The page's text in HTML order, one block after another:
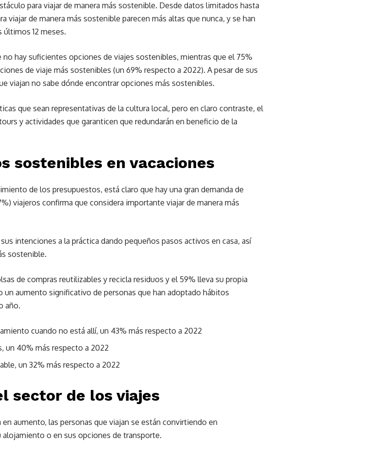
para viajar de manera más sostenible. Desde datos limitados hasta
viajar de manera más sostenible parecen más altas que nunca, y se han
12 meses.
hay suficientes opciones de viajes sostenibles, mientras que el 75%
de viaje más sostenibles (un 69% respecto a 2022). A pesar de sus
viajan no sabe dónde encontrar opciones más sostenibles.
que sean representativas de la cultura local, pero en claro contraste, el
y actividades que garanticen que redundarán en beneficio de la
sostenibles en vacaciones
de los presupuestos, está claro que hay una gran demanda de
viajeros confirma que considera importante viajar de manera más
intenciones a la práctica dando pequeños pasos activos en casa, así
sostenible.
de compras reutilizables y recicla residuos y el 59% lleva su propia
un aumento significativo de personas que han adoptado hábitos
año.
cuando no está allí, un 43% más respecto a 2022
un 40% más respecto a 2022
un 32% más respecto a 2022
sector de los viajes
aumento, las personas que viajan se están convirtiendo en
o en sus opciones de transporte.